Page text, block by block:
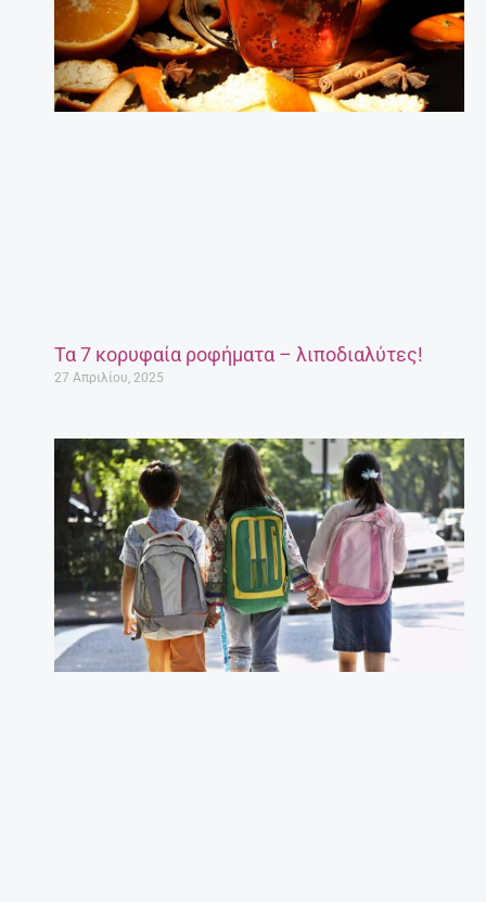
Τα 7 κορυφαία ροφήματα – λιποδιαλύτες!
27 Απριλίου, 2025